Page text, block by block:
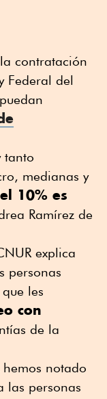
contratación
Federal del
tanto
medianas y
10% es
Ramírez de
explica
personas
les
con
de la
hemos notado
las personas